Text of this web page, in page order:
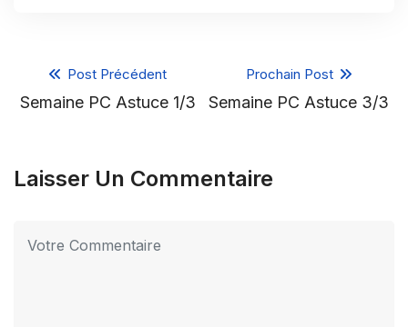
Post Précédent
Semaine PC Astuce 1/3
Prochain Post
Semaine PC Astuce 3/3
Laisser Un Commentaire